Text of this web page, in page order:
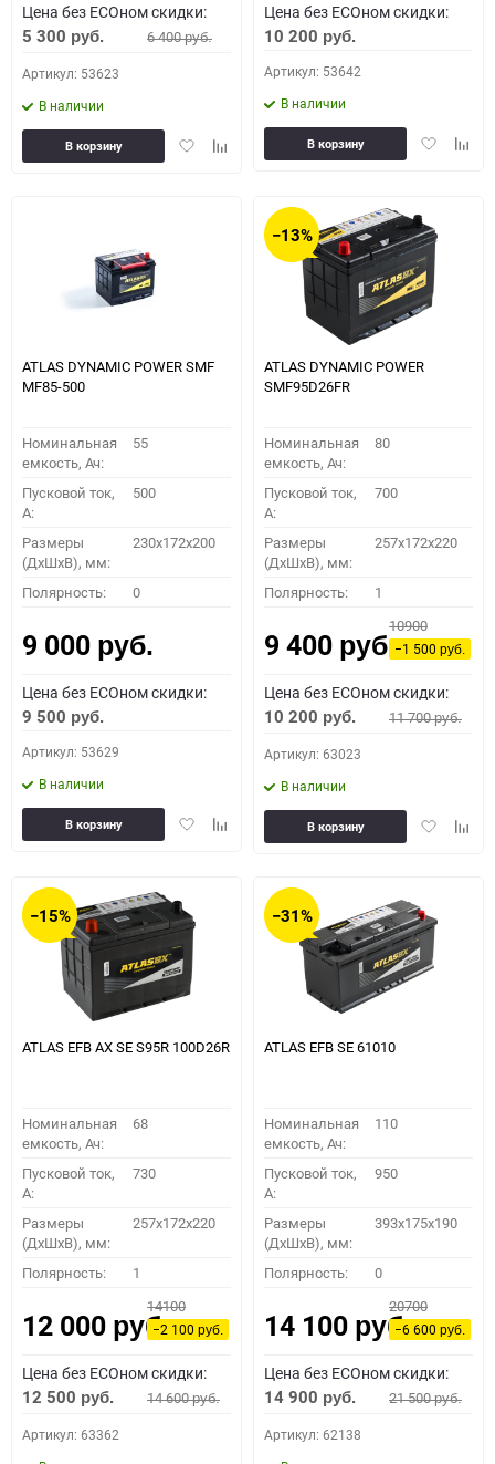
Цена без ECOном скидки:
5 300 руб. 6 400руб.
Артикул: 53623
В наличии
ДобавитьДобавить
В корзину
Цена без ECOном скидки:
10 200 руб.
Артикул: 53642
В наличии
Добавить
В корзину
ATLAS DYNAMIC POWER SMF
MF85-500
Номинальная
емкость, Ач:
55
Пусковой ток,
A:
500
Размеры
(ДхШхВ), мм:
230x172x200
Полярность: 0
9 000 руб.
Цена без ECOном скидки:
9 500 руб.
Артикул: 53629
В наличии
ДобавитьДобавить
В корзину
−13%
ATLAS DYNAMIC POWER
SMF95D26FR
Номинальная
емкость, Ач:
80
Пусковой ток,
A:
700
Размеры
(ДхШхВ), мм:
257x172x220
Полярность: 1
9 400 руб.
10900
−1 500руб.
Цена без ECOном скидки:
10 200 руб. 11 700руб.
Артикул: 63023
В наличии
Добавить
В корзину
−15%
ATLAS EFB AX SE S95R 100D26R
Номинальная
емкость, Ач:
68
Пусковой ток,
A:
730
Размеры
(ДхШхВ), мм:
257x172x220
Полярность: 1
12 000 руб.
14100
−2 100руб.
Цена без ECOном скидки:
12 500 руб. 14 600руб.
Артикул: 63362
−31%
ATLAS EFB SE 61010
Номинальная
емкость, Ач:
110
Пусковой ток,
A:
950
Размеры
(ДхШхВ), мм:
393x175x190
Полярность: 0
14 100 руб.
20700
−6 600руб.
Цена без ECOном скидки:
14 900 руб. 21 500руб.
Артикул: 62138